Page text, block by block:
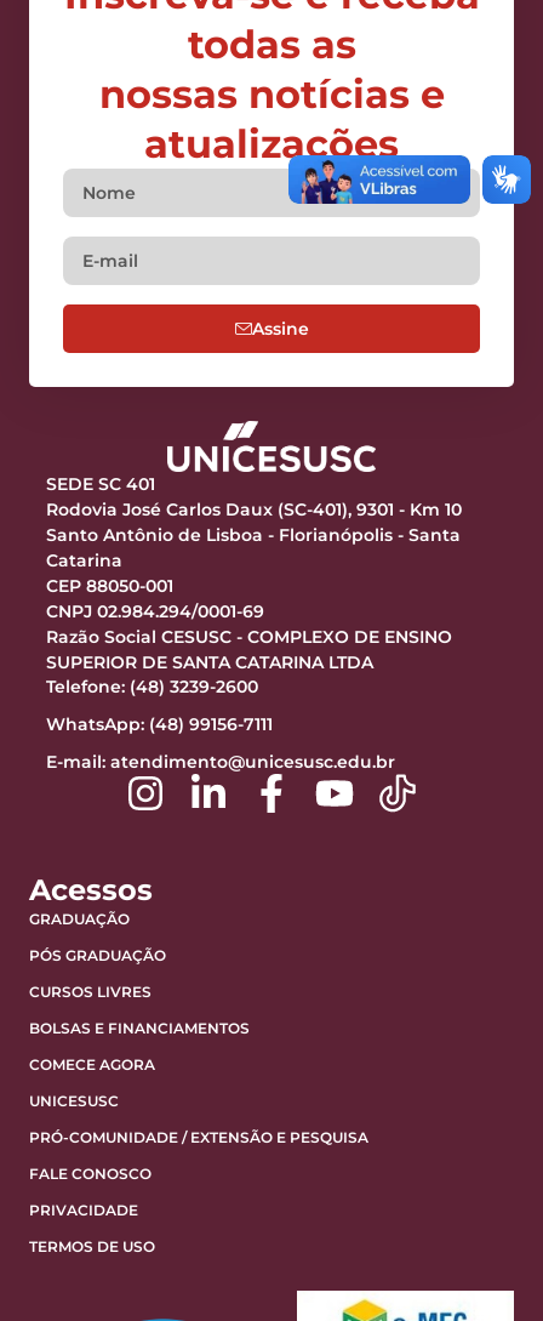
todas as
nossas notícias e
atualizações
Assine
SEDE SC 401
Rodovia José Carlos Daux (SC-401), 9301 - Km 10
Santo Antônio de Lisboa - Florianópolis - Santa
Catarina
CEP 88050-001
CNPJ 02.984.294/0001-69
Razão Social CESUSC - COMPLEXO DE ENSINO
SUPERIOR DE SANTA CATARINA LTDA
Telefone: (48) 3239-2600
WhatsApp: (48) 99156-7111
E-mail: atendimento@unicesusc.edu.br
Acessos
GRADUAÇÃO
PÓS GRADUAÇÃO
CURSOS LIVRES
BOLSAS E FINANCIAMENTOS
COMECE AGORA
UNICESUSC
PRÓ-COMUNIDADE / EXTENSÃO E PESQUISA
FALE CONOSCO
PRIVACIDADE
TERMOS DE USO